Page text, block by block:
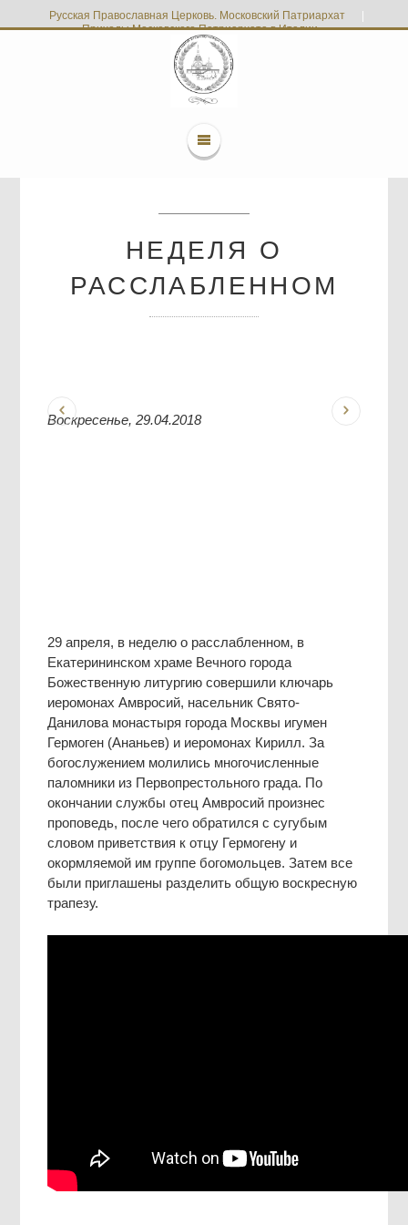
Русская Православная Церковь. Московский Патриархат
Приходы Московского Патриархата в Италии
НЕДЕЛЯ О
РАССЛАБЛЕННОМ
Воскресенье, 29.04.2018
29 апреля, в неделю о расслабленном, в
Екатерининском храме Вечного города
Божественную литургию совершили ключарь
иеромонах Амвросий, насельник Свято-
Данилова монастыря города Москвы игумен
Гермоген (Ананьев) и иеромонах Кирилл. За
богослужением молились многочисленные
паломники из Первопрестольного града. По
окончании службы отец Амвросий произнес
проповедь, после чего обратился с сугубым
словом приветствия к отцу Гермогену и
окормляемой им группе богомольцев. Затем все
были приглашены разделить общую воскресную
трапезу.